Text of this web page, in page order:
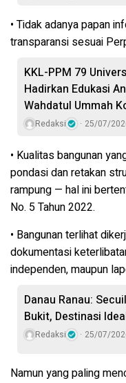
• Tidak adanya papan
transparansi sesuai
KKL-PPM 79
Hadirkan Edukasi
Wahdatul Ummah
Redaksi 25/07/
• Kualitas bangunan
pondasi dan retakan
rampung — hal ini
No. 5 Tahun 2022.
• Bangunan terlihat
dokumentasi
independen, maupun
Danau Ranau:
Bukit, Destinasi
Redaksi 25/07/
Namun yang paling